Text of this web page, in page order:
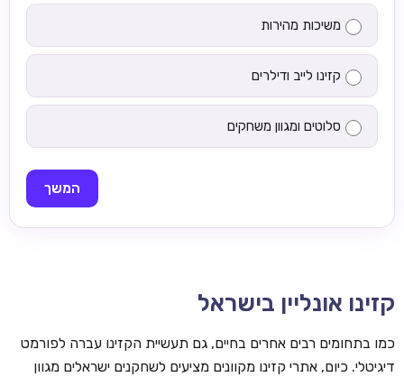
משיכות מהירות
קזינו לייב ודילרים
סלוטים ומגוון משחקים
המשך
קזינו אונליין בישראל
כמו בתחומים רבים אחרים בחיים, גם תעשיית הקזינו עברה לפורמט
דיגיטלי. כיום, אתרי קזינו מקוונים מציעים לשחקנים ישראלים מגוון